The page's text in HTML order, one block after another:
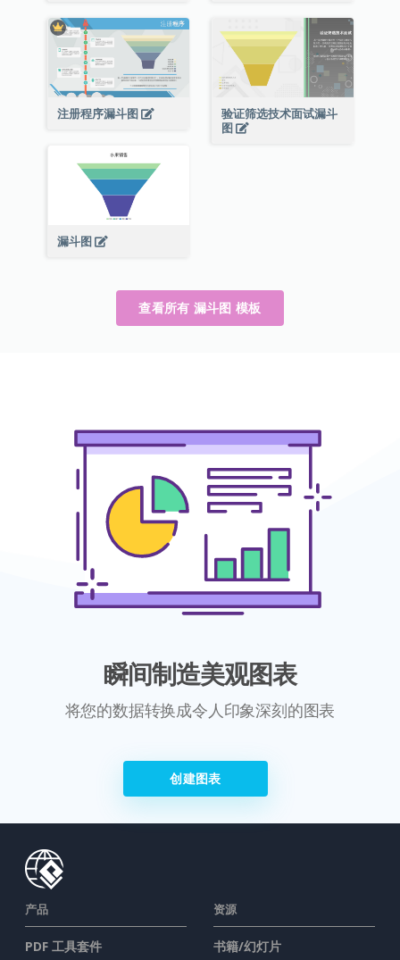
注册程序漏斗图
验证筛选技术面试漏斗
图
漏斗图
查看所有 漏斗图 模板
瞬间制造美观图表
将您的数据转换成令人印象深刻的图表
创建图表
产品
PDF 工具套件
资源
书籍/幻灯片